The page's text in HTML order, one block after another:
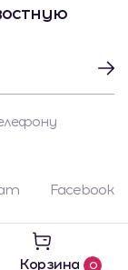
Корзина 0
Facebook